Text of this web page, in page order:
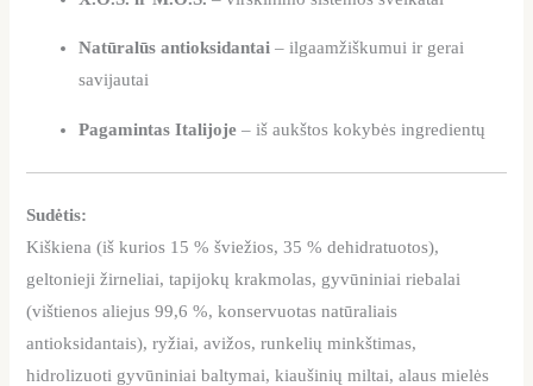
Natūralūs antioksidantai – ilgaamžiškumui ir gerai
savijautai
Pagamintas Italijoje – iš aukštos kokybės ingredientų
Sudėtis:
Kiškiena (iš kurios 15 % šviežios, 35 % dehidratuotos),
geltonieji žirneliai, tapijokų krakmolas, gyvūniniai riebalai
(vištienos aliejus 99,6 %, konservuotas natūraliais
antioksidantais), ryžiai, avižos, runkelių minkštimas,
hidrolizuoti gyvūniniai baltymai, kiaušinių miltai, alaus mielės